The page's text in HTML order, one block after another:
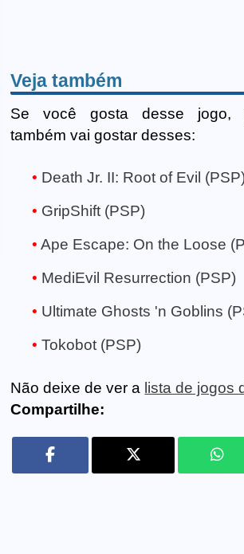
Veja também
Se você gosta desse jogo,
também vai gostar desses:
Death Jr. II: Root of Evil (PSP)
GripShift (PSP)
Ape Escape: On the Loose
MediEvil Resurrection (PSP)
Ultimate Ghosts 'n Goblins
Tokobot (PSP)
Não deixe de ver a lista de jogos
Compartilhe: